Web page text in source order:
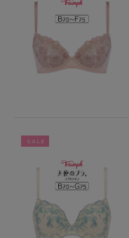
SALE